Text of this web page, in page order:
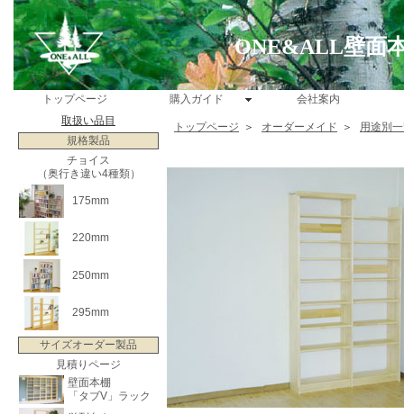
ONE&ALL壁面
トップページ 購入ガイド
会社案内
取扱い品目
規格製品
チョイス
（奥行き違い4種類）
175mm
220mm
250mm
295mm
サイズオーダー製品
見積りページ
壁面本棚
「タブV」ラック
トップページ ＞ オーダーメイド ＞ 用途別